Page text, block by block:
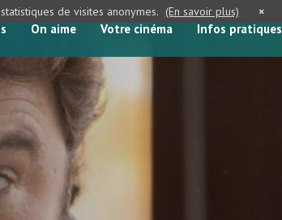
On aime Votre cinéma Infos pratiques
de visites anonymes. (En savoir plus) ×